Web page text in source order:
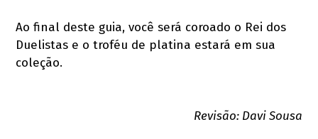
Ao final deste guia, você será coroado o Rei dos
Duelistas e o troféu de platina estará em sua
coleção.
Revisão: Davi Sousa